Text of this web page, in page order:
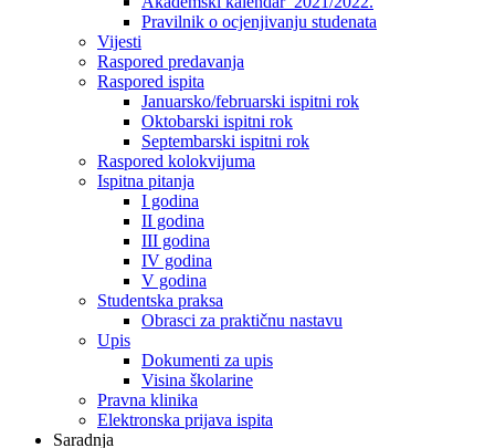
Pravilnik o ocjenjivanju studenata
Vijesti
Raspored predavanja
Raspored ispita
Januarsko/februarski ispitni rok
Oktobarski ispitni rok
Septembarski ispitni rok
Raspored kolokvijuma
Ispitna pitanja
I godina
II godina
III godina
IV godina
V godina
Studentska praksa
Obrasci za praktičnu nastavu
Upis
Dokumenti za upis
Visina školarine
Pravna klinika
Elektronska prijava ispita
Saradnja